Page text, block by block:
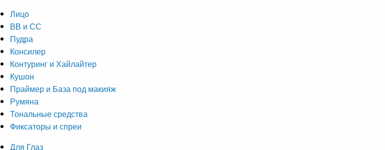
Лицо
ВВ и СС
Пудра
Консилер
Контуринг и Хайлайтер
Кушон
Праймер и База под макияж
Румяна
Тональные средства
Фиксаторы и спреи
Для Глаз